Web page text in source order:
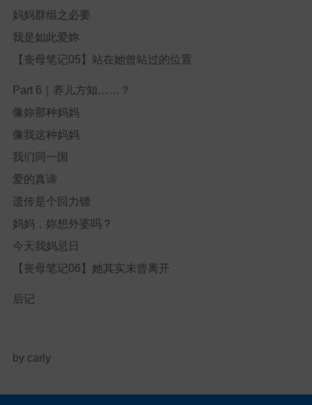
妈妈群组之必要
我是如此爱妳
【丧母笔记05】站在她曾站过的位置
Part 6 ｜养儿方知……？
像妳那种妈妈
像我这种妈妈
我们同一国
爱的真谛
遗传是个回力镖
妈妈，妳想外婆吗？
今天我妈忌日
【丧母笔记06】她其实未曾离开
后记
by carly